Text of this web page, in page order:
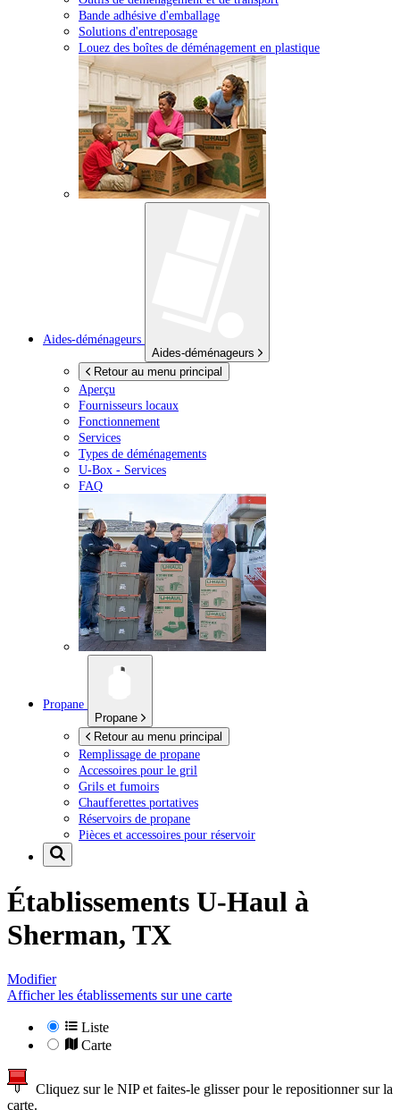
Bande adhésive d'emballage
Solutions d'entreposage
Louez des boîtes de déménagement en plastique
Aides-déménageurs
Aides-déménageurs
Retour au menu principal
Aperçu
Fournisseurs locaux
Fonctionnement
Services
Types de déménagements
U-Box - Services
FAQ
Propane
Propane
Retour au menu principal
Remplissage de propane
Accessoires pour le gril
Grils et fumoirs
Chaufferettes portatives
Réservoirs de propane
Pièces et accessoires pour réservoir
Établissements U-Haul à
Sherman, TX
Modifier
Afficher les établissements sur une carte
Liste
Carte
Cliquez sur le NIP et faites-le glisser pour le repositionner sur la
carte.